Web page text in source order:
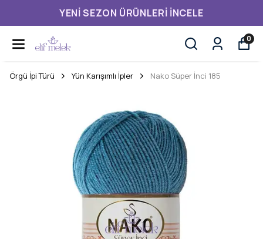
YENI SEZON ÜRÜNLERI İNCELE
0
Örgü İpi Türü Yün Karışımlı İpler Nako Süper İnci 185